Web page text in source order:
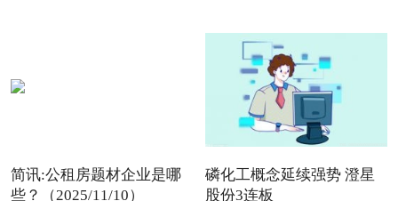
简讯:公租房题材企业是哪
些？（2025/11/10）
磷化工概念延续强势 澄星
股份3连板